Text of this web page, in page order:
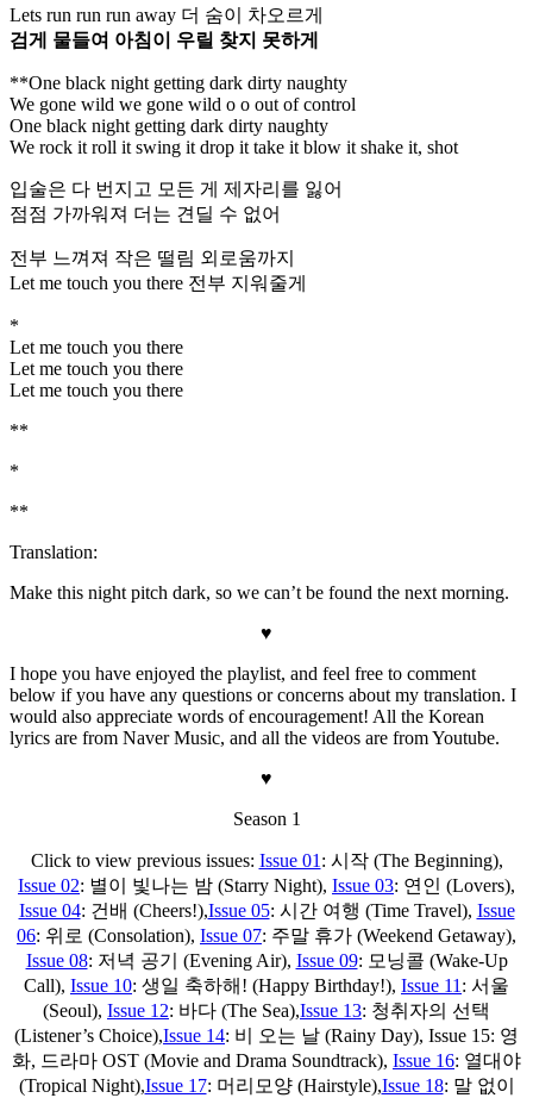
Lets run run run away 더 숨이 차오르게
검게 물들여 아침이 우릴 찾지 못하게
**One black night getting dark dirty naughty
We gone wild we gone wild o o out of control
One black night getting dark dirty naughty
We rock it roll it swing it drop it take it blow it shake it, shot
입술은 다 번지고 모든 게 제자리를 잃어
점점 가까워져 더는 견딜 수 없어
전부 느껴져 작은 떨림 외로움까지
Let me touch you there 전부 지워줄게
*
Let me touch you there
Let me touch you there
Let me touch you there
**
*
**
Translation:
Make this night pitch dark, so we can’t be found the next morning.
♥
I hope you have enjoyed the playlist, and feel free to comment
below if you have any questions or concerns about my translation. I
would also appreciate words of encouragement! All the Korean
lyrics are from Naver Music, and all the videos are from Youtube.
♥
Season 1
Click to view previous issues: Issue 01 : 시작 (The Beginning),
Issue 02: 별이 빛나는 밤 (Starry Night), Issue 03: 연인 (Lovers),
Issue 04: 건배 (Cheers!),Issue 05: 시간 여행 (Time Travel), Issue
06: 위로 (Consolation), Issue 07: 주말 휴가 (Weekend Getaway),
Issue 08: 저녁 공기 (Evening Air), Issue 09: 모닝콜 (Wake-Up
Call), Issue 10: 생일 축하해! (Happy Birthday!), Issue 11 : 서울
(Seoul), Issue 12: 바다 (The Sea),Issue 13: 청취자의 선택
(Listener’s Choice),Issue 14: 비 오는 날 (Rainy Day), Issue 15: 영
화, 드라마 OST (Movie and Drama Soundtrack), Issue 16: 열대야
(Tropical Night),Issue 17: 머리모양 (Hairstyle),Issue 18: 말 없이